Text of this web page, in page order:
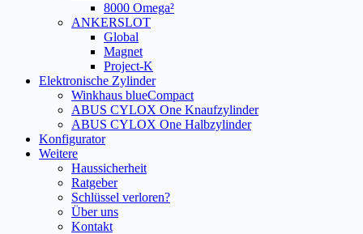
8000 Omega²
ANKERSLOT
Global
Magnet
Project-K
Elektronische Zylinder
Winkhaus blueCompact
ABUS CYLOX One Knaufzylinder
ABUS CYLOX One Halbzylinder
Konfigurator
Weitere
Haussicherheit
Ratgeber
Schlüssel verloren?
Über uns
Kontakt